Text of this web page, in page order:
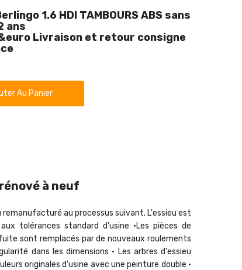
1.6 HDI TAMBOURS ABS sans
ans
Livraison et retour consigne
Au Panier
à neuf
remanufacturé au processus suivant. L'essieu est
tolérances standard d'usine •Les pièces de
sont remplacés par de nouveaux roulements
dans les dimensions • Les arbres d'essieu
originales d'usine avec une peinture double •